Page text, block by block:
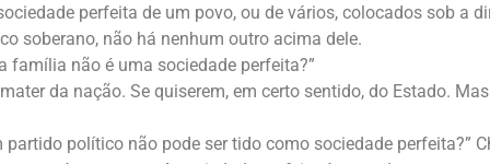
perfeita de um povo, ou de vários, colocados sob a
soberano, não há nenhum outro acima dele.
família não é uma sociedade perfeita?”
da nação. Se quiserem, em certo sentido, do Estado.
partido político não pode ser tido como sociedade perfeita?”